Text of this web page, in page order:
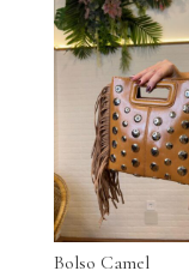
Bolso Camel